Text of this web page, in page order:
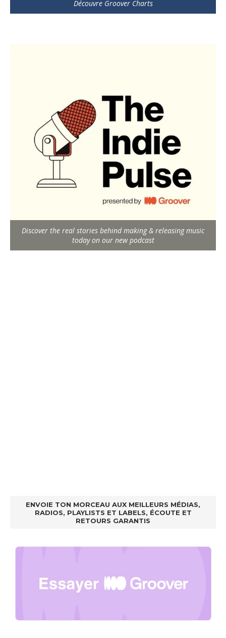
Découvre Groover Charts
Discover the real stories behind making & releasing music
today on our new podcast
ENVOIE TON MORCEAU AUX MEILLEURS MÉDIAS,
RADIOS, PLAYLISTS ET LABELS, ÉCOUTE ET
RETOURS GARANTIS